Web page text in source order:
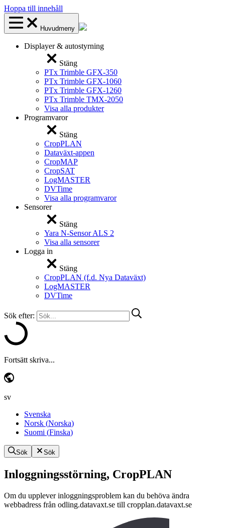
Hoppa till innehåll
Huvudmeny
Displayer & autostyrning
Stäng
PTx Trimble GFX-350
PTx Trimble GFX-1060
PTx Trimble GFX-1260
PTx Trimble TMX-2050
Visa alla produkter
Programvaror
Stäng
CropPLAN
Dataväxt-appen
CropMAP
CropSAT
LogMASTER
DVTime
Visa alla programvaror
Sensorer
Stäng
Yara N-Sensor ALS 2
Visa alla sensorer
Logga in
Stäng
CropPLAN (f.d. Nya Dataväxt)
LogMASTER
DVTime
Sök efter:
Fortsätt skriva...
sv
Svenska
Norsk (Norska)
Suomi (Finska)
Sök Sök
Inloggningsstörning, CropPLAN
Om du upplever inloggningsproblem kan du behöva ändra
webbadress från odling.datavaxt.se till cropplan.datavaxt.se